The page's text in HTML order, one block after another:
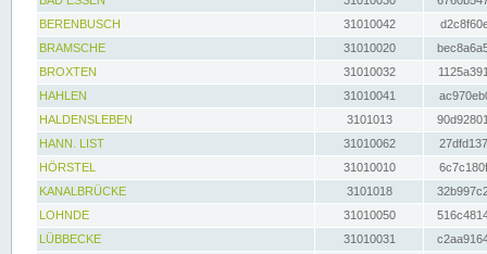
BERENBUSCH
31010042
BRAMSCHE
31010020
BROXTEN
31010032
HAHLEN
31010041
HALDENSLEBEN
3101013
HANN. LIST
31010062
HÖRSTEL
31010010
KANALBRÜCKE
3101018
LOHNDE
31010050
LÜBBECKE
31010031